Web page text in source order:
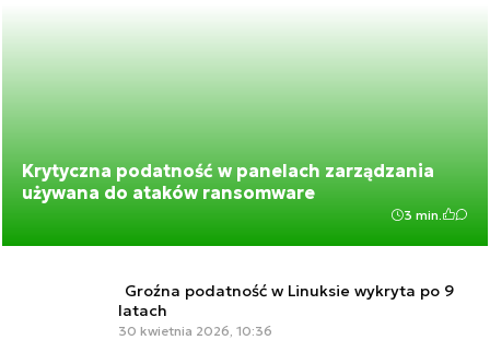
Krytyczna podatność w panelach zarządzania
używana do ataków ransomware
3 min.
Groźna podatność w Linuksie wykryta po 9
latach
30 kwietnia 2026, 10:36